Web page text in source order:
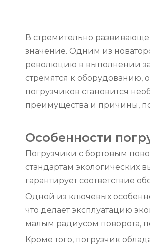
В стремительно
значение. Одним из
революцию в выполнении
стремятся к оборудованию,
погрузчиков становится
преимущества и причины,
Особенности
Погрузчики с бортовым
стандартам экологических
гарантирует соответствие
Одной из ключевых
что делает эксплуатацию
малым радиусом поворота,
Кроме того, погрузчик